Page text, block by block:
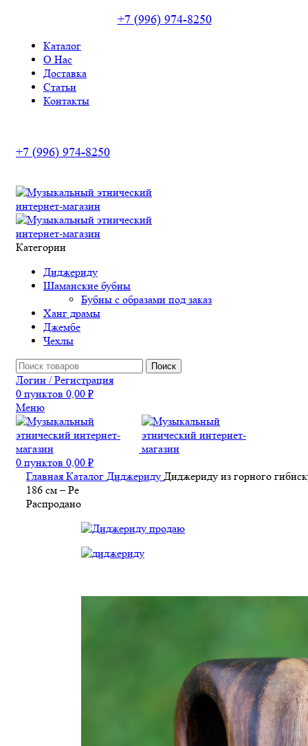
+7 (996) 974-8250
Каталог
О Нас
Доставка
Статьи
Контакты
+7 (996) 974-8250
Категории
Диджериду
Шаманские бубны
Бубны с образами под заказ
Ханг драмы
Джембе
Чехлы
Поиск
Логин / Регистрация
0 пунктов 0,00 ₽
Меню
0 пунктов 0,00 ₽
Главная Каталог Диджериду Диджериду из горного
186 см – Ре
Распродано